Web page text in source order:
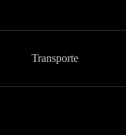
Transporte